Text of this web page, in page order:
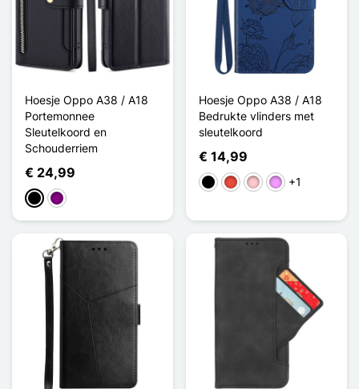
Hoesje Oppo A38 / A18
Portemonnee
Sleutelkoord en
Schouderriem
€ 24,99
ZwartPurper
Hoesje Oppo A38 / A18
Bedrukte vlinders met
sleutelkoord
€ 14,99
ZwartRoodRozeLicht Violet
+1